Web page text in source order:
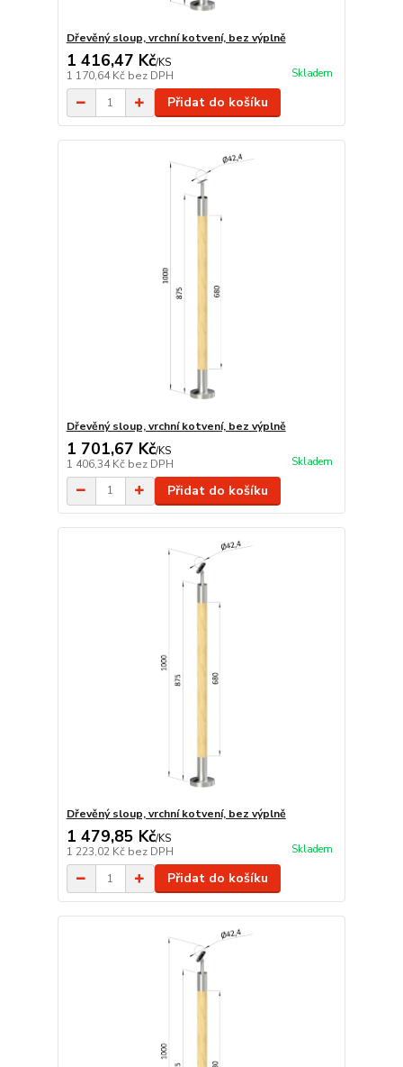
Dřevěný sloup, vrchní kotvení, bez výplně
1 416,47 Kč/KS
1 170,64 Kč bez DPH Skladem
Přidat do košíku
Dřevěný sloup, vrchní kotvení, bez výplně
1 701,67 Kč/KS
1 406,34 Kč bez DPH Skladem
Přidat do košíku
Dřevěný sloup, vrchní kotvení, bez výplně
1 479,85 Kč/KS
1 223,02 Kč bez DPH Skladem
Přidat do košíku